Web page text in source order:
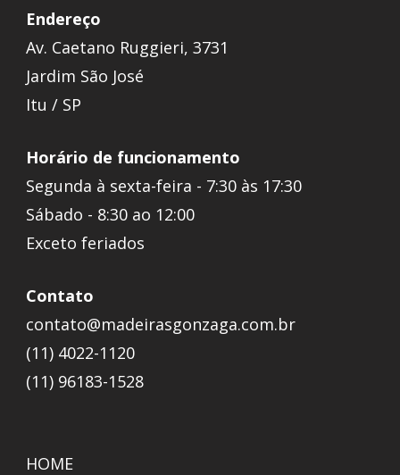
Endereço
Av. Caetano Ruggieri, 3731
Jardim São José
Itu / SP
Horário de funcionamento
Segunda à sexta-feira - 7:30 às 17:30
Sábado - 8:30 ao 12:00
Exceto feriados
Contato
contato@madeirasgonzaga.com.br
(11) 4022-1120
(11) 96183-1528
HOME